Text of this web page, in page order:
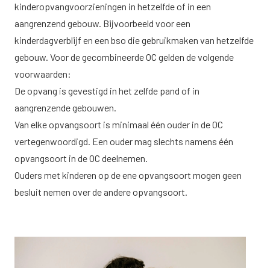
kinderopvangvoorzieningen in hetzelfde of in een
aangrenzend gebouw. Bijvoorbeeld voor een
kinderdagverblijf en een bso die gebruikmaken van hetzelfde
gebouw. Voor de gecombineerde OC gelden de volgende
voorwaarden:
De opvang is gevestigd in het zelfde pand of in
aangrenzende gebouwen.
Van elke opvangsoort is minimaal één ouder in de OC
vertegenwoordigd. Een ouder mag slechts namens één
opvangsoort in de OC deelnemen.
Ouders met kinderen op de ene opvangsoort mogen geen
besluit nemen over de andere opvangsoort.